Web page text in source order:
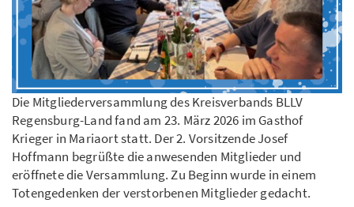
Die Mitgliederversammlung des Kreisverbands BLLV
Regensburg-Land fand am 23. März 2026 im Gasthof
Krieger in Mariaort statt. Der 2. Vorsitzende Josef
Hoffmann begrüßte die anwesenden Mitglieder und
eröffnete die Versammlung. Zu Beginn wurde in einem
Totengedenken der verstorbenen Mitglieder gedacht.